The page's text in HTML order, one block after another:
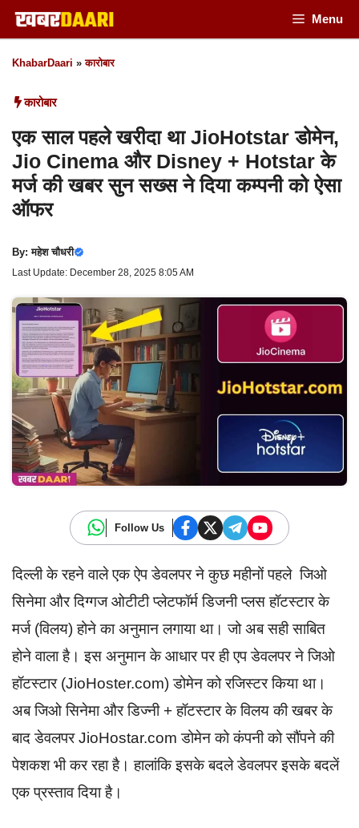
Skip
to
content
Menu
KhabarDaari »कारोबार
कारोबार
एक साल पहले खरीदा था JioHotstar डोमेन,
Jio Cinema और Disney + Hotstar के
मर्ज की खबर सुन सख्स ने दिया कम्पनी को ऐसा
ऑफर
By:महेश चौधरी
Last Update: December 28, 2025 8:05 AM
Follow Us
दिल्ली के रहने वाले एक ऐप डेवलपर ने कुछ महीनों पहले जिओ
सिनेमा और दिग्गज ओटीटी प्लेटफॉर्म डिजनी प्लस हॉटस्टार के
मर्ज (विलय) होने का अनुमान लगाया था। जो अब सही साबित
होने वाला है। इस अनुमान के आधार पर ही एप डेवलपर ने जिओ
हॉटस्टार (JioHoster.com) डोमेन को रजिस्टर किया था।
अब जिओ सिनेमा और डिज्नी + हॉटस्टार के विलय की खबर के
बाद डेवलपर JioHostar.com डोमेन को कंपनी को सौंपने की
पेशकश भी कर रहा है। हालांकि इसके बदले डेवलपर इसके बदलें
एक प्रस्ताव दिया है।